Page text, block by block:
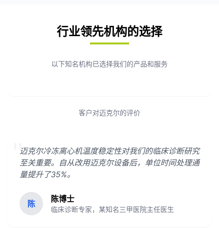
行业领先机构的选择
以下知名机构已选择我们的产品和服务
客户对迈克尔的评价
"
迈克尔冷冻离心机温度稳定性对我们的临床诊断研究
至关重要。自从改用迈克尔设备后，单位时间处理通
量提升了35%。
陈 陈博士
临床诊断专家，某知名三甲医院主任医生